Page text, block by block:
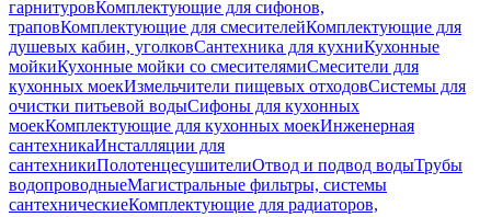
гарнитуровКомплектующие для сифонов,
траповКомплектующие для смесителейКомплектующие для
душевых кабин, уголковСантехника для кухниКухонные
мойкиКухонные мойки со смесителямиСмесители для
кухонных моекИзмельчители пищевых отходовСистемы для
очистки питьевой водыСифоны для кухонных
моекКомплектующие для кухонных моекИнженерная
сантехникаИнсталляции для
сантехникиПолотенцесушителиОтвод и подвод водыТрубы
водопроводныеМагистральные фильтры, системы
сантехническиеКомплектующие для радиаторов,